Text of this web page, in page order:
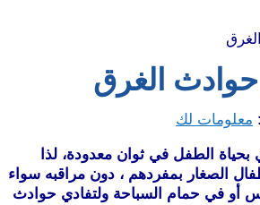
حوادث الغرق
معلومات لك
الطفل في ثوان معدودة، لذا
الصغار بمفردهم ، دون مراقبه سواء
أو في حمام السباحة ولتفادي حوادث